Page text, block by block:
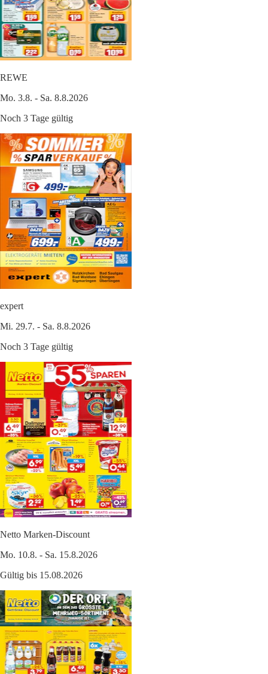
REWE
Mo. 3.8. - Sa. 8.8.2026
Noch 3 Tage gültig
expert
Mi. 29.7. - Sa. 8.8.2026
Noch 3 Tage gültig
Netto Marken-Discount
Mo. 10.8. - Sa. 15.8.2026
Gültig bis 15.08.2026